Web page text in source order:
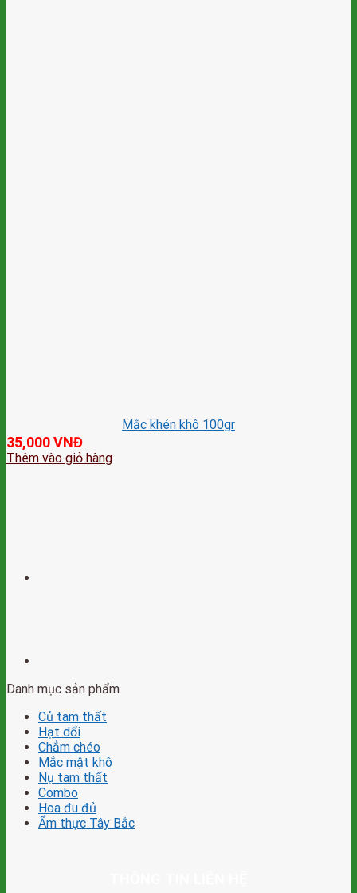
Mắc khén khô 100gr
35,000VNĐ
Thêm vào giỏ hàng
Danh mục sản phẩm
Củ tam thất
Hạt dổi
Chẳm chéo
Mắc mật khô
Nụ tam thất
Combo
Hoa đu đủ
Ẩm thực Tây Bắc